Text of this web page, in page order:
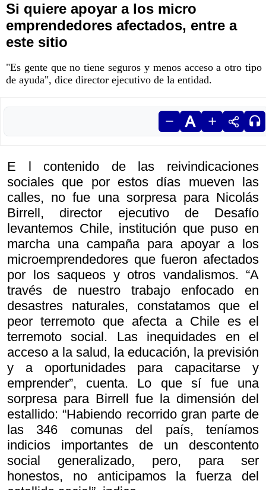
Si quiere apoyar a los micro
emprendedores afectados, entre a
este sitio
"Es gente que no tiene seguros y menos acceso a otro tipo
de ayuda", dice director ejecutivo de la entidad.
E l contenido de las reivindicaciones
sociales que por estos días mueven las
calles, no fue una sorpresa para Nicolás
Birrell, director ejecutivo de Desafío
levantemos Chile, institución que puso en
marcha una campaña para apoyar a los
microemprendedores que fueron afectados
por los saqueos y otros vandalismos. “A
través de nuestro trabajo enfocado en
desastres naturales, constatamos que el
peor terremoto que afecta a Chile es el
terremoto social. Las inequidades en el
acceso a la salud, la educación, la previsión
y a oportunidades para capacitarse y
emprender”, cuenta. Lo que sí fue una
sorpresa para Birrell fue la dimensión del
estallido: “Habiendo recorrido gran parte de
las 346 comunas del país, teníamos
indicios importantes de un descontento
social generalizado, pero, para ser
honestos, no anticipamos la fuerza del